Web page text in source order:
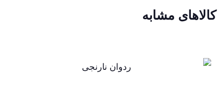
کالاهای مشابه